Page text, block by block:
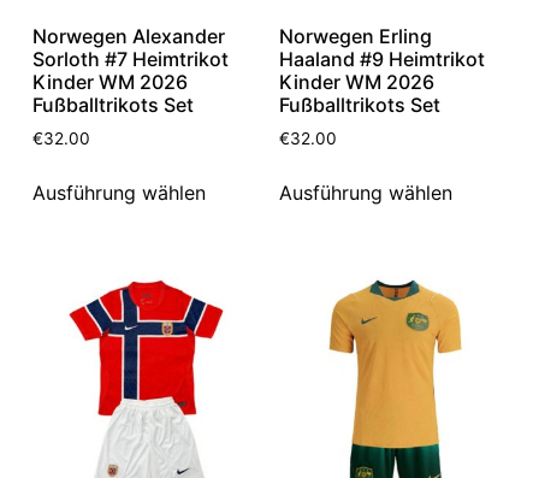
Norwegen Alexander
Sorloth #7 Heimtrikot
Kinder WM 2026
Fußballtrikots Set
€32.00
Ausführung wählen
Norwegen Erling
Haaland #9 Heimtrikot
Kinder WM 2026
Fußballtrikots Set
€32.00
Ausführung wählen